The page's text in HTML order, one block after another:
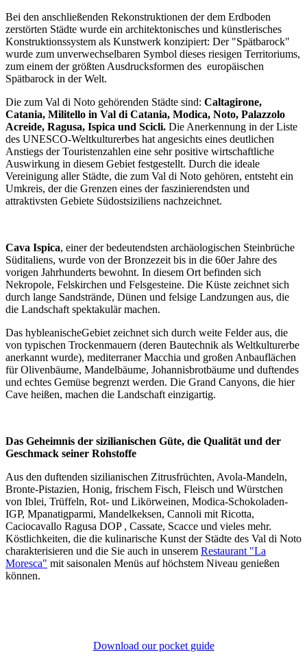
Bei den anschließenden Rekonstruktionen der dem Erdboden
zerstörten Städte wurde ein architektonisches und künstlerisches
Konstruktionssystem als Kunstwerk konzipiert: Der "Spätbarock"
wurde zum unverwechselbaren Symbol dieses riesigen Territoriums,
zum einem der größten Ausdrucksformen des europäischen
Spätbarock in der Welt.
Die zum Val di Noto gehörenden Städte sind: Caltagirone,
Catania, Militello in Val di Catania, Modica, Noto, Palazzolo
Acreide, Ragusa, Ispica und Scicli. Die Anerkennung in der Liste
des UNESCO-Weltkulturerbes hat angesichts eines deutlichen
Anstiegs der Touristenzahlen eine sehr positive wirtschaftliche
Auswirkung in diesem Gebiet festgestellt. Durch die ideale
Vereinigung aller Städte, die zum Val di Noto gehören, entsteht ein
Umkreis, der die Grenzen eines der faszinierendsten und
attraktivsten Gebiete Südostsiziliens nachzeichnet.
Cava Ispica, einer der bedeutendsten archäologischen Steinbrüche
Süditaliens, wurde von der Bronzezeit bis in die 60er Jahre des
vorigen Jahrhunderts bewohnt. In diesem Ort befinden sich
Nekropole, Felskirchen und Felsgesteine. Die Küste zeichnet sich
durch lange Sandstrände, Dünen und felsige Landzungen aus, die
die Landschaft spektakulär machen.
Das hybleanischeGebiet zeichnet sich durch weite Felder aus, die
von typischen Trockenmauern (deren Bautechnik als Weltkulturerbe
anerkannt wurde), mediterraner Macchia und großen Anbauflächen
für Olivenbäume, Mandelbäume, Johannisbrotbäume und duftendes
und echtes Gemüse begrenzt werden. Die Grand Canyons, die hier
Cave heißen, machen die Landschaft einzigartig.
Das Geheimnis der sizilianischen Güte, die Qualität und der
Geschmack seiner Rohstoffe
Aus den duftenden sizilianischen Zitrusfrüchten, Avola-Mandeln,
Bronte-Pistazien, Honig, frischem Fisch, Fleisch und Würstchen
von Iblei, Trüffeln, Rot- und Likörweinen, Modica-Schokoladen-
IGP, Mpanatigparmi, Mandelkeksen, Cannoli mit Ricotta,
Caciocavallo Ragusa DOP , Cassate, Scacce und vieles mehr.
Köstlichkeiten, die die kulinarische Kunst der Städte des Val di Noto
charakterisieren und die Sie auch in unserem Restaurant "La
Moresca" mit saisonalen Menüs auf höchstem Niveau genießen
können.
Download our pocket guide